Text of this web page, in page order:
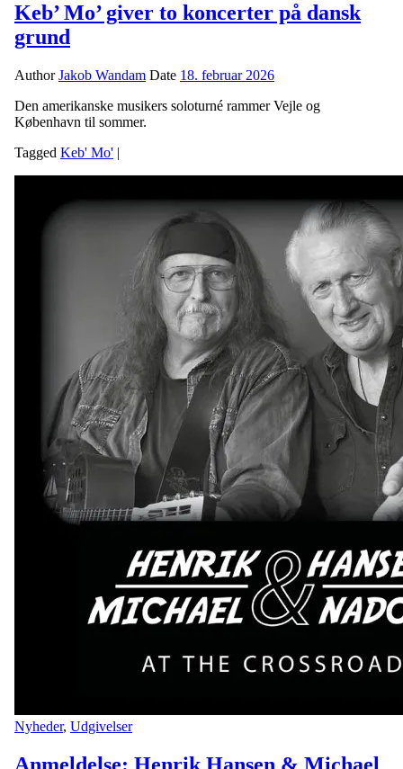
Keb’ Mo’ giver to koncerter på dansk
grund
AuthorJakob Wandam Date 18. februar 2026
Den amerikanske musikers soloturné rammer Vejle og
København til sommer.
Tagged Keb' Mo' |
Nyheder, Udgivelser